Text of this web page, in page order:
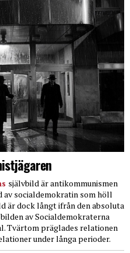
självbild är antikommunismen
av socialdemokratin som höll
är dock långt ifrån den absoluta
av Socialdemokraterna
Tvärtom präglades relationen
under långa perioder.